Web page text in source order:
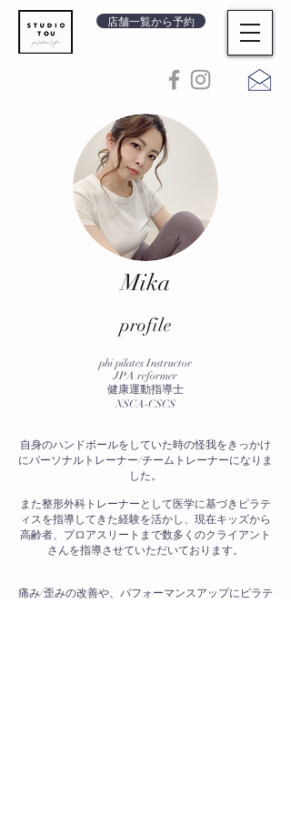
店舗一覧から予約
Mika
​profile
phi pilates Instructor
JPA reformer
健康運動指導士
NSCA-CSCS
自身のハンドボールをしていた時の怪我をきっかけ
にパーソナルトレーナー/チームトレーナーになりま
した。
また整形外科トレーナーとして医学に基づきピラテ
ィスを指導してきた経験を活かし、現在キッズから
高齢者、プロアスリートまで数多くのクライアント
さんを指導させていただいております。
痛み/歪みの改善や、パフォーマンスアップにピラテ